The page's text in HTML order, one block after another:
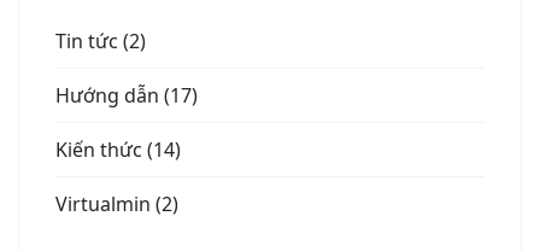
Tin tức (2)
Hướng dẫn (17)
Kiến thức (14)
Virtualmin (2)